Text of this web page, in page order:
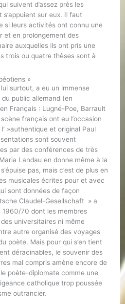
suivent d’assez près les
sur eux. Il faut
si leurs activités ont connu une
et en prolongement des
auxquelles ils ont pris une
trois ou quatre thèses sont à
»
surtout, a eu un immense
public allemand (en
Français : Lugné-Poe, Barrault
français ont eu l’occasion
»authentique et original Paul
sont souvent
par des conférences de très
Landau en donne même à la
pas, mais c’est de plus en
musicales écrites pour et avec
sont données de façon
Claudel-Gesellschaft » a
1960/70 dont les membres
universitaires ni même
autre organisé des voyages
poète. Mais pour qui s’en tient
déracinables, le souvenir des
mal compris amène encore de
poète-diplomate comme une
catholique trop poussée
outrancier.